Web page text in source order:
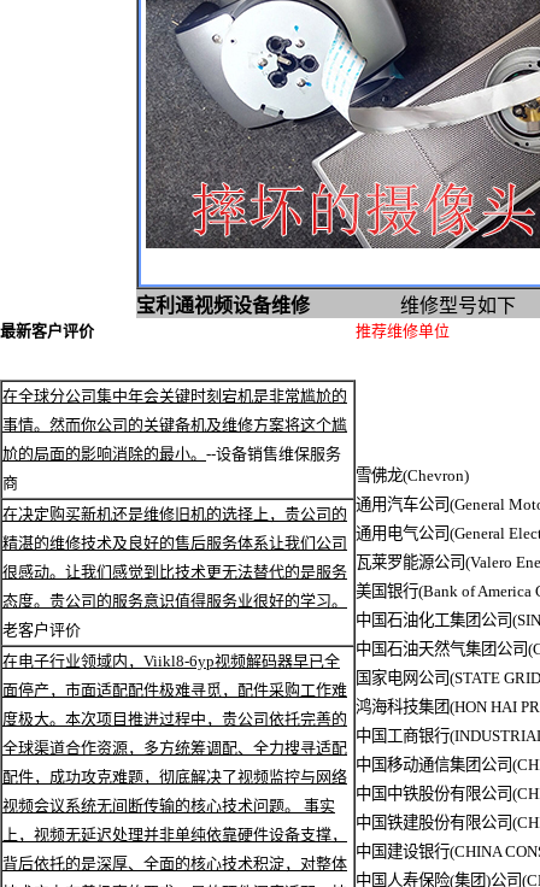
宝利通视频设备维修 维修型号如下
最新客户评价 推荐维修单位
在全球分公司集中年会关键时刻宕机是非常尴尬的
事情。然而你公司的关键备机及维修方案将这个尴
尬的局面的影响消除的最小。 --设备销售维保服务
商
在决定购买新机还是维修旧机的选择上，贵公司的
精湛的维修技术及良好的售后服务体系让我们公司
很感动。让我们感觉到比技术更无法替代的是服务
态度。贵公司的服务意识值得服务业很好的学习。
老客户评价
在电子行业领域内，Viikl8-6yp视频解码器早已全
面停产，市面适配配件极难寻觅，配件采购工作难
度极大。本次项目推进过程中，贵公司依托完善的
全球渠道合作资源，多方统筹调配、全力搜寻适配
配件，成功攻克难题，彻底解决了视频监控与网络
视频会议系统无间断传输的核心技术问题。 事实
上，视频无延迟处理并非单纯依靠硬件设备支撑，
背后依托的是深厚、全面的核心技术积淀，对整体
雪佛龙(Chevron)
通用汽车公司(General
通用电气公司(General
瓦莱罗能源公司(Valero
美国银行(Bank of America
中国石油化工集团公司
中国石油天然气集团公司
国家电网公司(STATE
鸿海科技集团(HON HAI
中国工商银行
中国移动通信集团公司
中国中铁股份有限公司
中国铁建股份有限公司
中国建设银行(CHINA
中国人寿保险(集团)公司